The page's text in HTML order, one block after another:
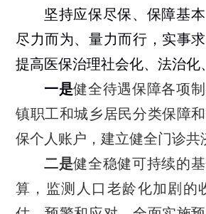
坚持应保尽保、保障基
尽力而为、量力而行，实事
提高医保治理社会化、法治
一是健全待遇保障各项
镇职工和城乡居民分类保障
保个人账户，建立健全门诊共
二是健全稳健可持续的
算，监测人口老龄化加剧的